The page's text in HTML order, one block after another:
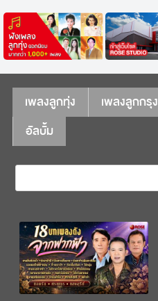
เพลงลูกทุ่ง เพลงลูกกรุง
อัลบั้ม